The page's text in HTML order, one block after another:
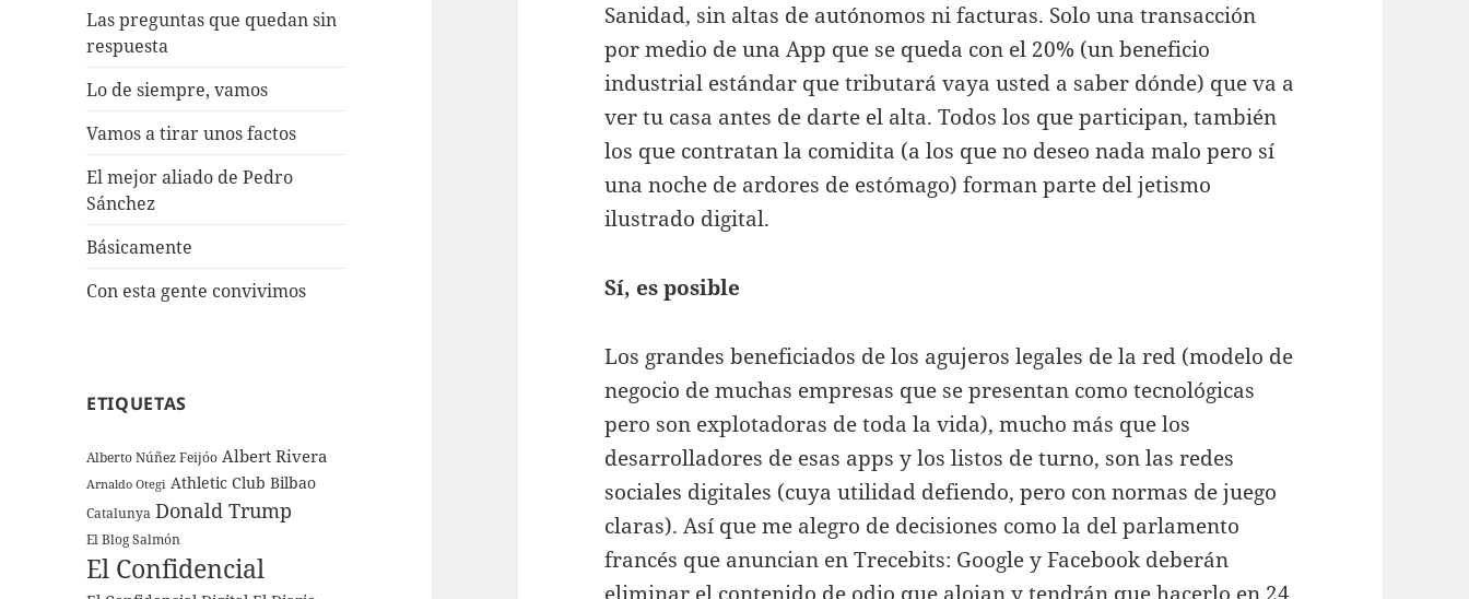
Las preguntas que quedan sin
respuesta
Lo de siempre, vamos
Vamos a tirar unos factos
El mejor aliado de Pedro
Sánchez
Básicamente
Con esta gente convivimos
ETIQUETAS
Alberto Núñez Feijóo Albert Rivera
Arnaldo Otegi Athletic Club Bilbao
Catalunya Donald Trump
El Blog Salmón
El Confidencial
Sanidad, sin altas de autónomos ni facturas. Solo una transacción
por medio de una App que se queda con el 20% (un beneficio
industrial estándar que tributará vaya usted a saber dónde) que va a
ver tu casa antes de darte el alta. Todos los que participan, también
los que contratan la comidita (a los que no deseo nada malo pero sí
una noche de ardores de estómago) forman parte del jetismo
ilustrado digital.
Sí, es posible
Los grandes beneficiados de los agujeros legales de la red (modelo de
negocio de muchas empresas que se presentan como tecnológicas
pero son explotadoras de toda la vida), mucho más que los
desarrolladores de esas apps y los listos de turno, son las redes
sociales digitales (cuya utilidad defiendo, pero con normas de juego
claras). Así que me alegro de decisiones como la del parlamento
francés que anuncian en Trecebits: Google y Facebook deberán